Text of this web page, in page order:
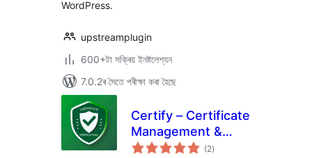
WordPress.
upstreamplugin
600+টা সক্ৰিয় ইনষ্টলেশ্যন
7.0.2ৰ সৈতে পৰীক্ষা কৰা হৈছে
Certify – Certificate
Management &
Verification (2টা
মুঠ)